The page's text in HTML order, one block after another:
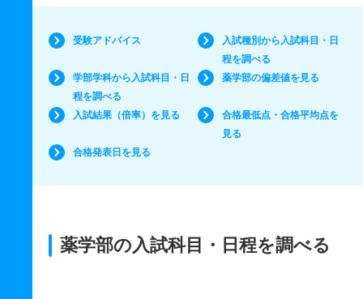
受験アドバイス
入試種別から入試科目・日
程を調べる
学部学科から入試科目・日
程を調べる
薬学部の偏差値を見る
入試結果（倍率）を見る
合格最低点・合格平均点を
見る
合格発表日を見る
薬学部の入試科目・日程を調べる